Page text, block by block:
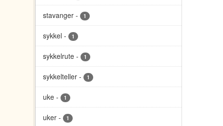
stavanger - 1
sykkel - 1
sykkelrute - 1
sykkelteller - 1
uke - 1
uker - 1